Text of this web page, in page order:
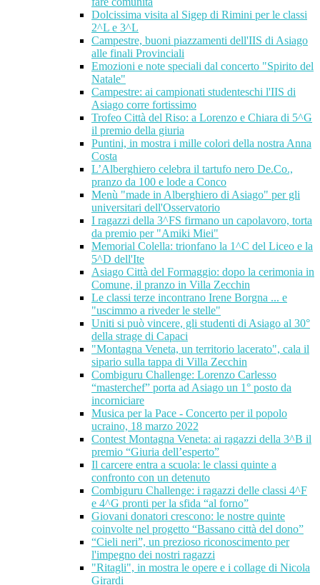
Dolcissima visita al Sigep di Rimini per le classi
2^L e 3^L
Campestre, buoni piazzamenti dell'IIS di Asiago
alle finali Provinciali
Emozioni e note speciali dal concerto "Spirito del
Natale"
Campestre: ai campionati studenteschi l'IIS di
Asiago corre fortissimo
Trofeo Città del Riso: a Lorenzo e Chiara di 5^G
il premio della giuria
Puntini, in mostra i mille colori della nostra Anna
Costa
L’Alberghiero celebra il tartufo nero De.Co.,
pranzo da 100 e lode a Conco
Menù "made in Alberghiero di Asiago" per gli
universitari dell'Osservatorio
I ragazzi della 3^FS firmano un capolavoro, torta
da premio per "Amiki Miei"
Memorial Colella: trionfano la 1^C del Liceo e la
5^D dell'Ite
Asiago Città del Formaggio: dopo la cerimonia in
Comune, il pranzo in Villa Zecchin
Le classi terze incontrano Irene Borgna ... e
"uscimmo a riveder le stelle"
Uniti si può vincere, gli studenti di Asiago al 30°
della strage di Capaci
"Montagna Veneta, un territorio lacerato", cala il
sipario sulla tappa di Villa Zecchin
Combiguru Challenge: Lorenzo Carlesso
“masterchef” porta ad Asiago un 1° posto da
incorniciare
Musica per la Pace - Concerto per il popolo
ucraino, 18 marzo 2022
Contest Montagna Veneta: ai ragazzi della 3^B il
premio “Giuria dell’esperto”
Il carcere entra a scuola: le classi quinte a
confronto con un detenuto
Combiguru Challenge: i ragazzi delle classi 4^F
e 4^G pronti per la sfida “al forno”
Giovani donatori crescono: le nostre quinte
coinvolte nel progetto “Bassano città del dono”
“Cieli neri”, un prezioso riconoscimento per
l'impegno dei nostri ragazzi
"Ritagli", in mostra le opere e i collage di Nicola
Girardi